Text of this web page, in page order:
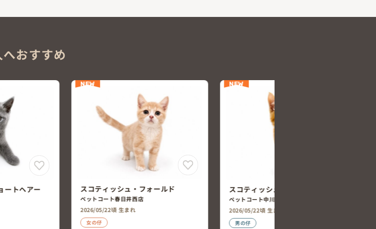
おすすめ
ールド
NEW
スコティッシュ・フォールド
ペットコート中川富田店
2026/05/22頃 生まれ
男の仔
ブリティッシュ・ショートヘアー
ペットエキスポ瀬戸店
2026/04/11頃 生まれ
男の仔